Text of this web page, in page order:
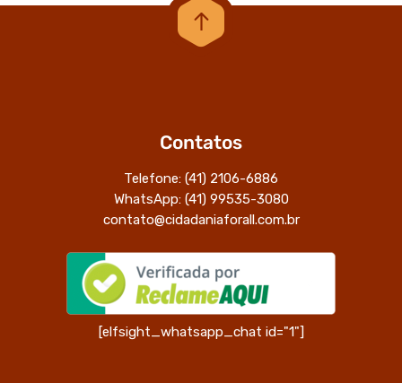
Contatos
Telefone: (41) 2106-6886
WhatsApp: (41) 99535-3080
contato@cidadaniaforall.com.br
[elfsight_whatsapp_chat id="1"]